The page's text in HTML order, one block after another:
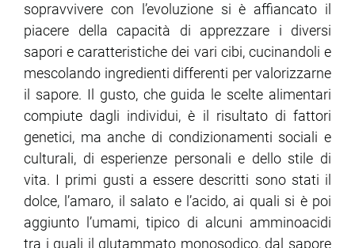
sopravvivere con l’evoluzione si è affiancato il
piacere della capacità di apprezzare i diversi
sapori e caratteristiche dei vari cibi, cucinandoli e
mescolando ingredienti differenti per valorizzarne
il sapore. Il gusto, che guida le scelte alimentari
compiute dagli individui, è il risultato di fattori
genetici, ma anche di condizionamenti sociali e
culturali, di esperienze personali e dello stile di
vita. I primi gusti a essere descritti sono stati il
dolce, l’amaro, il salato e l’acido, ai quali si è poi
aggiunto l’umami, tipico di alcuni amminoacidi
tra i quali il glutammato monosodico, dal sapore